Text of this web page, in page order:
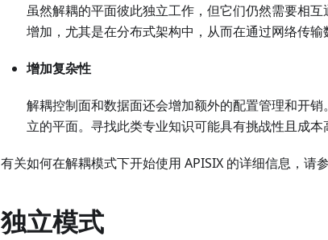
虽然解耦的平面彼此独立工作，但它们仍然需要相
增加，尤其是在分布式架构中，从而在通过网络传输
增加复杂性
解耦控制面和数据面还会增加额外的配置管理和开
立的平面。寻找此类专业知识可能具有挑战性且成本
有关如何在解耦模式下开始使用 APISIX 的详细信息，请
独立模式